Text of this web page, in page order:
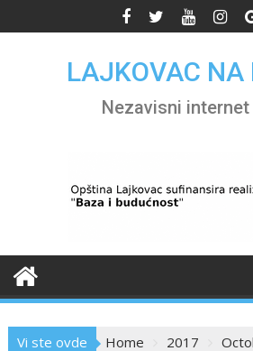
to
LAJKOVAC NA
Nezavisni
Vi ste ovde Home 2017